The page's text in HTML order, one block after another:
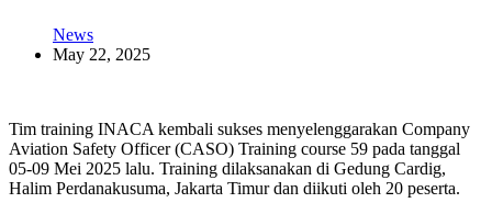
News
May 22, 2025
Tim training INACA kembali sukses menyelenggarakan Company
Aviation Safety Officer (CASO) Training course 59 pada tanggal
05-09 Mei 2025 lalu. Training dilaksanakan di Gedung Cardig,
Halim Perdanakusuma, Jakarta Timur dan diikuti oleh 20 peserta.